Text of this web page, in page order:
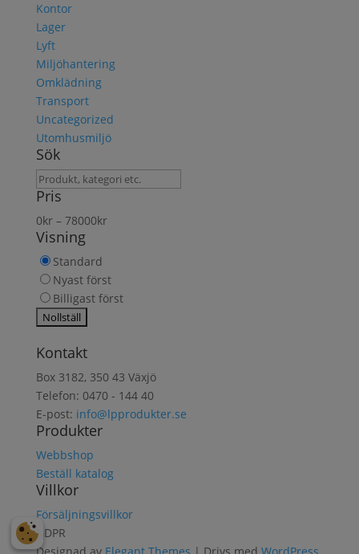
Kontor
Lager
Lyft
Miljöhantering
Omklädning
Transport
Uncategorized
Utomhusmiljö
Sök
Sök
produkt
Pris
0kr– 78000kr
Visning
Standard
Nyast först
Billigast först
Kontakt
Box 3182, 350 43 Växjö
Telefon: 0470 - 144 40
E-post: info@lpprodukter.se
Produkter
Webbshop
Beställ katalog
Villkor
Försäljningsvillkor
GDPR